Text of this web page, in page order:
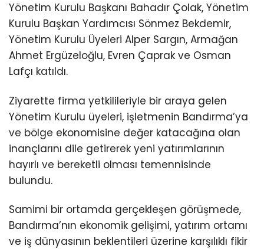
Yönetim Kurulu Başkanı Bahadır Çolak, Yönetim
Kurulu Başkan Yardımcısı Sönmez Bekdemir,
Yönetim Kurulu Üyeleri Alper Sargın, Armağan
Ahmet Ergüzeloğlu, Evren Çaprak ve Osman
Lafçı katıldı.
Ziyarette firma yetkilileriyle bir araya gelen
Yönetim Kurulu üyeleri, işletmenin Bandırma’ya
ve bölge ekonomisine değer katacağına olan
inançlarını dile getirerek yeni yatırımlarının
hayırlı ve bereketli olması temennisinde
bulundu.
Samimi bir ortamda gerçekleşen görüşmede,
Bandırma’nın ekonomik gelişimi, yatırım ortamı
ve iş dünyasının beklentileri üzerine karşılıklı fikir